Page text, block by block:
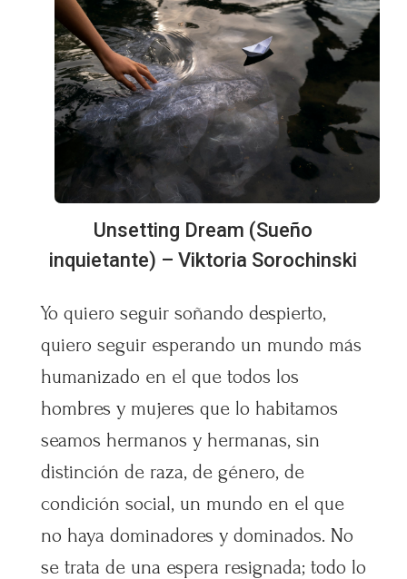
Unsetting Dream (Sueño
inquietante) – Viktoria Sorochinski
Yo quiero seguir soñando despierto,
quiero seguir esperando un mundo más
humanizado en el que todos los
hombres y mujeres que lo habitamos
seamos hermanos y hermanas, sin
distinción de raza, de género, de
condición social, un mundo en el que
no haya dominadores y dominados. No
se trata de una espera resignada; todo lo